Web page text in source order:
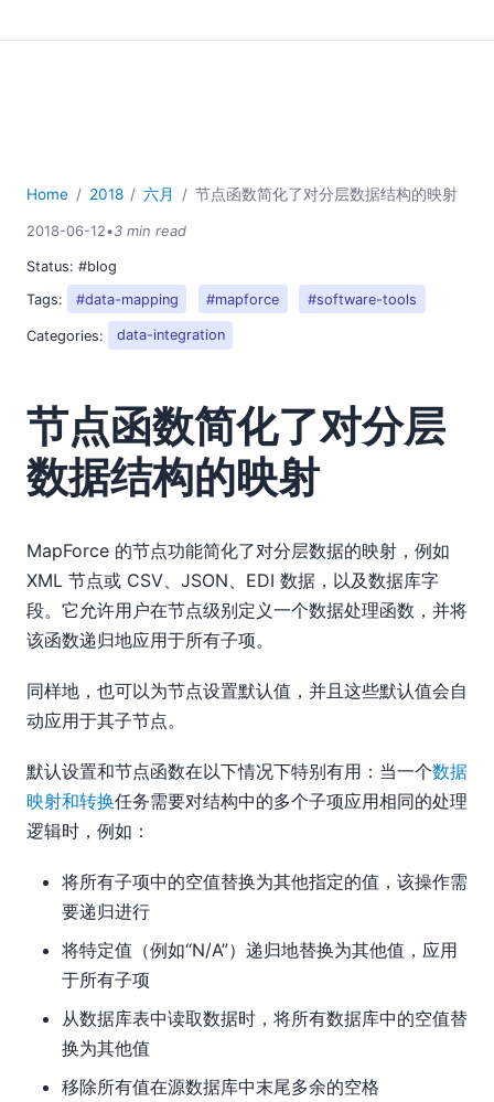
Home 2018 六月 节点函数简化了对分层数据结构的映射
2018-06-12•3 min read
Status: #blog
Tags:
#data-mapping #mapforce #software-tools
Categories: data-integration
节点函数简化了对分层
数据结构的映射
MapForce 的节点功能简化了对分层数据的映射，例如
XML 节点或 CSV、JSON、EDI 数据，以及数据库字
段。它允许用户在节点级别定义一个数据处理函数，并将
该函数递归地应用于所有子项。
同样地，也可以为节点设置默认值，并且这些默认值会自
动应用于其子节点。
默认设置和节点函数在以下情况下特别有用：当一个数据
映射和转换任务需要对结构中的多个子项应用相同的处理
逻辑时，例如：
将所有子项中的空值替换为其他指定的值，该操作需
要递归进行
将特定值（例如“N/A”）递归地替换为其他值，应用
于所有子项
从数据库表中读取数据时，将所有数据库中的空值替
换为其他值
移除所有值在源数据库中末尾多余的空格